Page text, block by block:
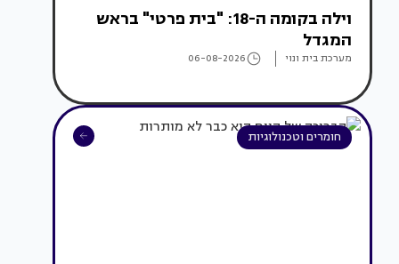
וילה בקומה ה-18: "בית פרטי" בראש
המגדל
מערכת בית ונוי 06-08-2026
חומרים וטכנולוגיות